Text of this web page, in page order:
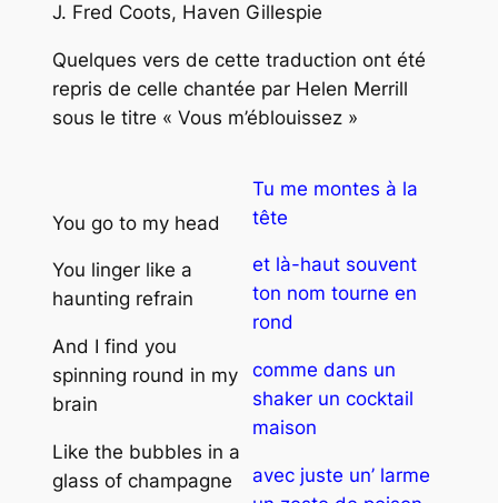
J. Fred Coots, Haven Gillespie
Quelques vers de cette traduction ont été
repris de celle chantée par Helen Merrill
sous le titre « Vous m’éblouissez »
You go to my head
You linger like a
haunting refrain
And I find you
spinning round in my
brain
Like the bubbles in a
glass of champagne
Tu me montes à la
tête
et là-haut souvent
ton nom tourne en
rond
comme dans un
shaker un cocktail
maison
avec juste un’ larme